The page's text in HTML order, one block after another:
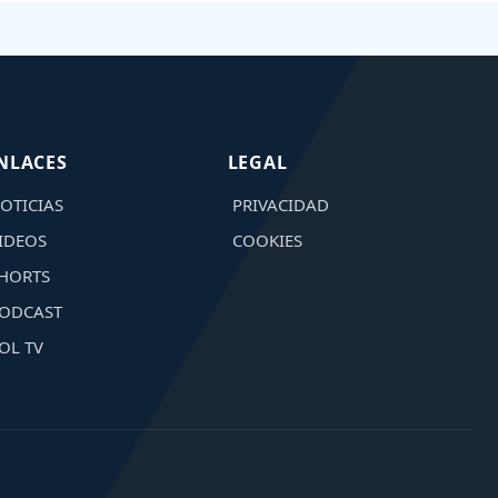
TV
LEGAL
PRIVACIDAD
COOKIES